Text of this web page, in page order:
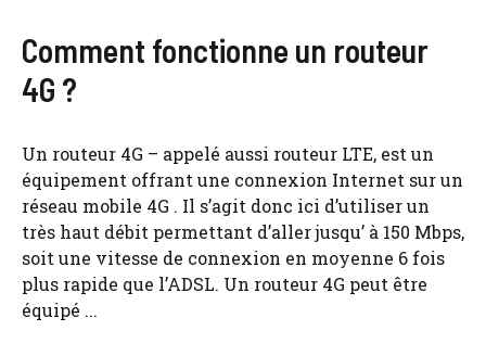
Comment fonctionne un routeur
4G ?
Un routeur 4G – appelé aussi routeur LTE, est un
équipement offrant une connexion Internet sur un
réseau mobile 4G . Il s’agit donc ici d’utiliser un
très haut débit permettant d’aller jusqu’ à 150 Mbps,
soit une vitesse de connexion en moyenne 6 fois
plus rapide que l’ADSL. Un routeur 4G peut être
équipé ...